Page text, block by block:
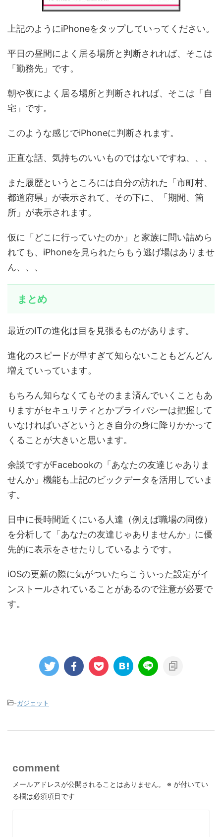
上記のようにiPhoneをタップしていってください。
平日の昼間によく居る場所と判断されれば、そこは
「勤務先」です。
朝や夜によく居る場所と判断されれば、そこは「自
宅」です。
このような感じでiPhoneに判断されます。
正直な話、気持ちのいいものではないですね、、、
また履歴というところには自分の訪れた「市町村、
都道府県」が表示されて、その下に、「期間、箇
所」が表示されます。
仮に「どこに行っていたのか」と家族に問い詰めら
れても、iPhoneを見られたらもう逃げ場はありませ
ん、、、
まとめ
最近のITの進化は目を見張るものがあります。
進化のスピードが早すぎて知らないこともどんどん
増えていっています。
もちろん知らなくてもそのまま済んでいくこともあ
りますがセキュリティとかプライバシーは把握して
いなければいざというとき自分の身に降りかかって
くることが大きいと思います。
余談ですがFacebookの「あなたの友達じゃありま
せんか」機能も上記のビックデータを活用していま
す。
日中に長時間近くにいる人達（例えば職場の同僚）
を分析して「あなたの友達じゃありませんか」に優
先的に表示をさせたりしているようです。
iOSの更新の際に気がついたらこういった設定がイ
ンストールされていることがあるので注意が必要で
す。
-ガジェット
comment
メールアドレスが公開されることはありません。 ※ が付いてい
る欄は必須項目です